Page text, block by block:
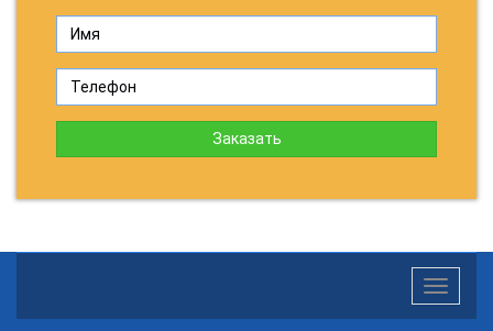
Заказать
Toggle